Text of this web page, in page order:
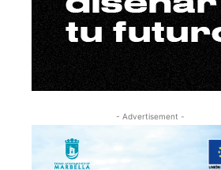
- Advertisement -